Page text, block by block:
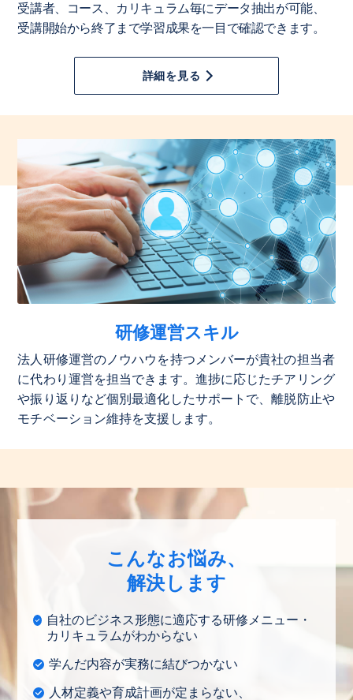
受講者、コース、カリキュラム毎にデータ抽出が可能、
受講開始から終了まで学習成果を一目で確認できます。
詳細を見る
研修運営スキル
法人研修運営のノウハウを持つメンバーが貴社の担当者
に代わり運営を担当できます。進捗に応じたチアリング
や振り返りなど個別最適化したサポートで、離脱防止や
モチベーション維持を支援します。
こんなお悩み、
解決します
自社のビジネス形態に適応する研修メニュー・
カリキュラムがわからない
学んだ内容が実務に結びつかない
人材定義や育成計画が定まらない、